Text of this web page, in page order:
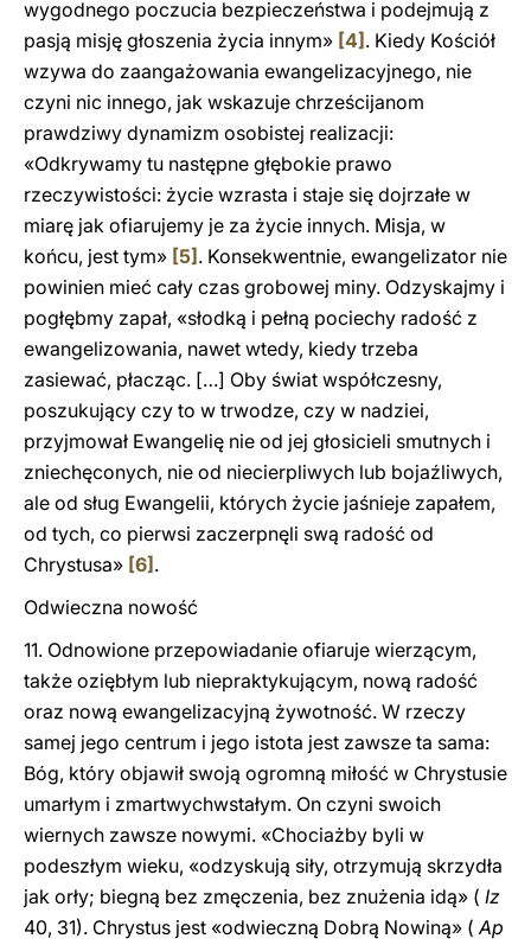
wygodnego poczucia bezpieczeństwa i podejmują z
pasją misję głoszenia życia innym» [4] . Kiedy Kościół
wzywa do zaangażowania ewangelizacyjnego, nie
czyni nic innego, jak wskazuje chrześcijanom
prawdziwy dynamizm osobistej realizacji:
«Odkrywamy tu następne głębokie prawo
rzeczywistości: życie wzrasta i staje się dojrzałe w
miarę jak ofiarujemy je za życie innych. Misja, w
końcu, jest tym» [5] . Konsekwentnie, ewangelizator nie
powinien mieć cały czas grobowej miny. Odzyskajmy i
pogłębmy zapał, «słodką i pełną pociechy radość z
ewangelizowania, nawet wtedy, kiedy trzeba
zasiewać, płacząc. […] Oby świat współczesny,
poszukujący czy to w trwodze, czy w nadziei,
przyjmował Ewangelię nie od jej głosicieli smutnych i
zniechęconych, nie od niecierpliwych lub bojaźliwych,
ale od sług Ewangelii, których życie jaśnieje zapałem,
od tych, co pierwsi zaczerpnęli swą radość od
Chrystusa» [6] .
Odwieczna nowość
11. Odnowione przepowiadanie ofiaruje wierzącym,
także oziębłym lub niepraktykującym, nową radość
oraz nową ewangelizacyjną żywotność. W rzeczy
samej jego centrum i jego istota jest zawsze ta sama:
Bóg, który objawił swoją ogromną miłość w Chrystusie
umarłym i zmartwychwstałym. On czyni swoich
wiernych zawsze nowymi. «Chociażby byli w
podeszłym wieku, «odzyskują siły, otrzymują skrzydła
jak orły; biegną bez zmęczenia, bez znużenia idą» ( Iz
40, 31). Chrystus jest «odwieczną Dobrą Nowiną» (Ap